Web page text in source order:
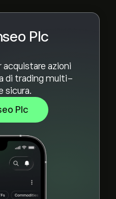
Plc
acquistare azioni
di trading multi-
sicura.
Plc